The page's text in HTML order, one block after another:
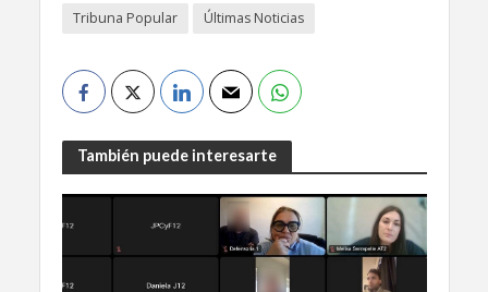
Tribuna Popular
Últimas Noticias
También puede interesarte